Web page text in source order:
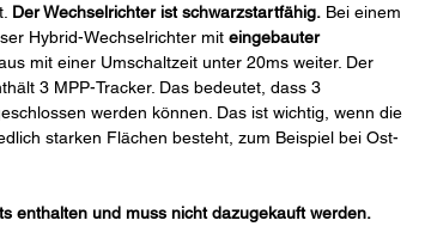
Der Wechselrichter ist schwarzstartfähig. Bei einem
Hybrid-Wechselrichter mit eingebauter
mit einer Umschaltzeit unter 20ms weiter. Der
3 MPP-Tracker. Das bedeutet, dass 3
werden können. Das ist wichtig, wenn die
starken Flächen besteht, zum Beispiel bei Ost-
enthalten und muss nicht dazugekauft werden.